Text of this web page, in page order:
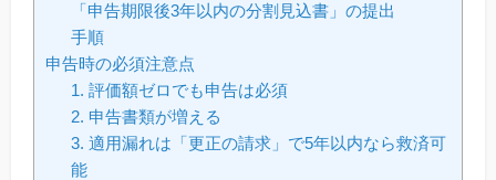
「申告期限後3年以内の分割見込書」の提出
手順
申告時の必須注意点
1. 評価額ゼロでも申告は必須
2. 申告書類が増える
3. 適用漏れは「更正の請求」で5年以内なら救済可
能